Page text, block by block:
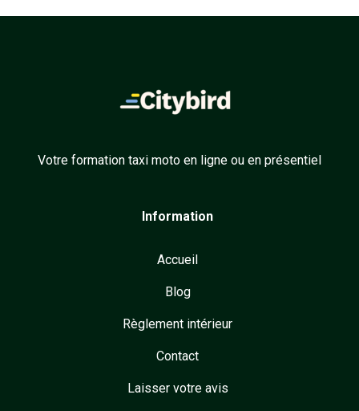
Votre formation taxi moto en ligne ou en présentiel
Information
Accueil
Blog
Règlement intérieur
Contact
Laisser votre avis